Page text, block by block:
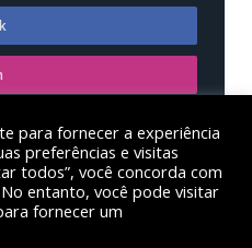
em educação
para fornecer a experiência
preferências e visitas
todos”, você concorda com
entanto, você pode visitar
fornecer um